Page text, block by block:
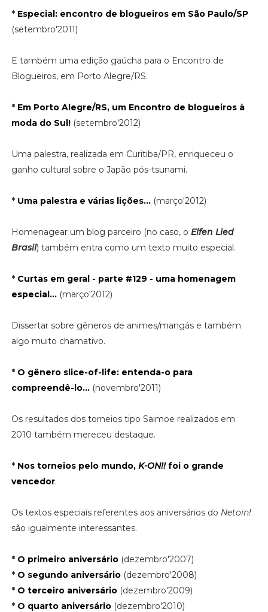
* Especial: encontro de blogueiros em São Paulo/SP
(setembro'2011)
E também uma edição gaúcha para o Encontro de
Blogueiros, em Porto Alegre/RS.
* Em Porto Alegre/RS, um Encontro de blogueiros à
moda do Sul!(setembro'2012)
Uma palestra, realizada em Curitiba/PR, enriqueceu o
ganho cultural sobre o Japão pós-tsunami.
* Uma palestra e várias lições...(março'2012)
Homenagear um blog parceiro (no caso, o Elfen Lied
Brasil) também entra como um texto muito especial.
* Curtas em geral - parte #129 - uma homenagem
especial...(março'2012)
Dissertar sobre gêneros de animes/mangás e também
algo muito chamativo.
* O gênero slice-of-life: entenda-o para
compreendê-lo...(novembro'2011)
Os resultados dos torneios tipo Saimoe realizados em
2010 também mereceu destaque.
* Nos torneios pelo mundo, K-ON!!foi o grande
vencedor.
Os textos especiais referentes aos aniversários do Netoin!
são igualmente interessantes.
* O primeiro aniversário(dezembro'2007)
* O segundo aniversário(dezembro'2008)
* O terceiro aniversário(dezembro'2009)
* O quarto aniversário(dezembro'2010)